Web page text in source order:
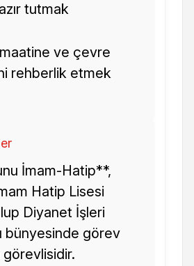
tutmak
ve çevre
rehberlik etmek
İmam-Hatip**,
Hatip Lisesi
Diyanet İşleri
bünyesinde görev